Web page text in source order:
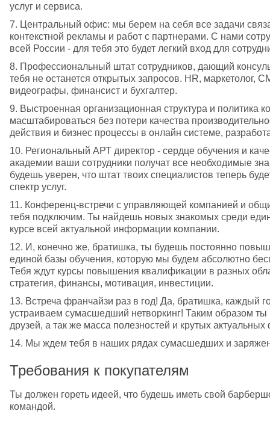
услуг и сервиса.
7. Центральный офис: мы берем на себя все задачи
контекстной рекламы и работ с партнерами. С нами
всей России - для тебя это будет легкий вход для
8. Профессиональный штат сотрудников, дающий
тебя не останется открытых запросов. HR,
видеографы, финансист и бухгалтер.
9. Выстроенная организационная структура и политика
масштабироваться без потери качества
действия и бизнес процессы в онлайн системе,
10. Региональный АРТ директор - сердце обучения и
академии ваши сотрудники получат все необходимые
будешь уверен, что штат твоих специалистов теперь
спектр услуг.
11. Конференц-встречи с управляющей компанией и
тебя подключим. Ты найдешь новых знакомых среди
курсе всей актуальной информации компании.
12. И, конечно же, братишка, ты будешь постоянно
единой базы обучения, которую мы будем абсолютно
Тебя ждут курсы повышения квалификации в разных
стратегия, финансы, мотивация, инвестиции.
13. Встреча франчайзи раз в год! Да, братишка, каждый
устраиваем сумасшедший нетворкинг! Таким образом
друзей, а так же масса полезностей и крутых
14. Мы ждем тебя в наших рядах сумасшедших и
Требования к покупателям
Ты должен гореть идеей, что будешь иметь свой
командой.